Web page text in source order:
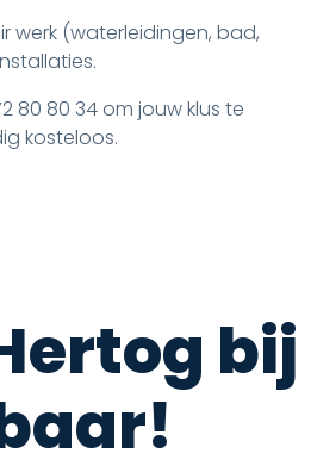
werk (waterleidingen, bad,
80 80 34 om jouw klus te
kosteloos.
bij